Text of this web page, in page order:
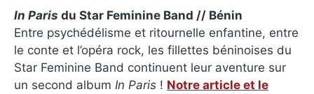
In Paris du Star Feminine Band // Bénin
Entre psychédélisme et ritournelle enfantine, entre
le conte et l’opéra rock, les fillettes béninoises du
Star Feminine Band continuent leur aventure sur
un second album In Paris ! Notre article et le